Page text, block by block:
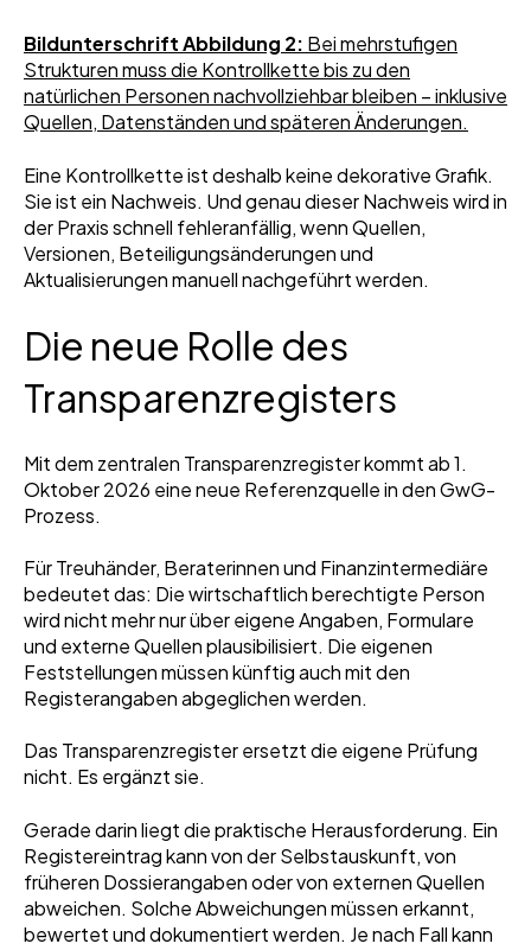
Bildunterschrift Abbildung 2: Bei mehrstufigen
Strukturen muss die Kontrollkette bis zu den
natürlichen Personen nachvollziehbar bleiben – inklusive
Quellen, Datenständen und späteren Änderungen.
Eine Kontrollkette ist deshalb keine dekorative Grafik.
Sie ist ein Nachweis. Und genau dieser Nachweis wird in
der Praxis schnell fehleranfällig, wenn Quellen,
Versionen, Beteiligungsänderungen und
Aktualisierungen manuell nachgeführt werden.
Die neue Rolle des
Transparenzregisters
Mit dem zentralen Transparenzregister kommt ab 1.
Oktober 2026 eine neue Referenzquelle in den GwG-
Prozess.
Für Treuhänder, Beraterinnen und Finanzintermediäre
bedeutet das: Die wirtschaftlich berechtigte Person
wird nicht mehr nur über eigene Angaben, Formulare
und externe Quellen plausibilisiert. Die eigenen
Feststellungen müssen künftig auch mit den
Registerangaben abgeglichen werden.
Das Transparenzregister ersetzt die eigene Prüfung
nicht. Es ergänzt sie.
Gerade darin liegt die praktische Herausforderung. Ein
Registereintrag kann von der Selbstauskunft, von
früheren Dossierangaben oder von externen Quellen
abweichen. Solche Abweichungen müssen erkannt,
bewertet und dokumentiert werden. Je nach Fall kann